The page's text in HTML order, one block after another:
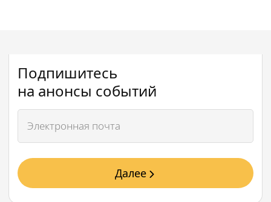
Подпишитесь
на анонсы событий
Далее